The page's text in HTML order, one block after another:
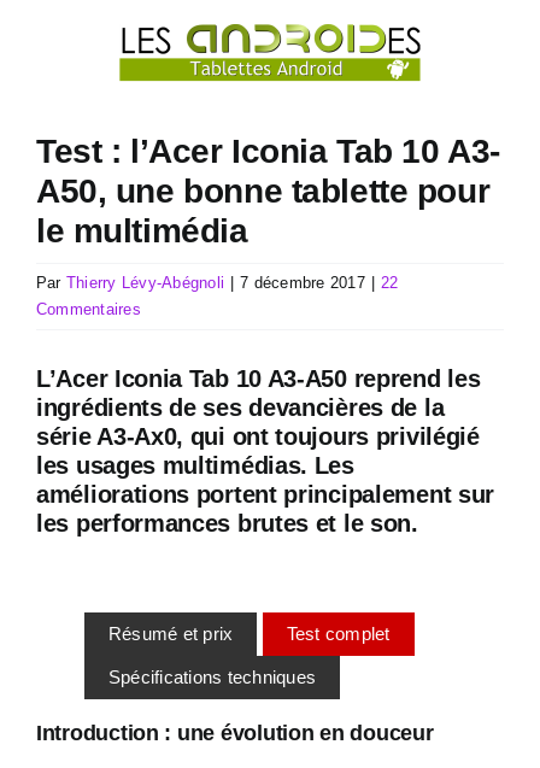
Test : l’Acer Iconia Tab 10 A3-
A50, une bonne tablette pour
le multimédia
Par Thierry Lévy-Abégnoli 7 décembre 2017
22
Commentaires
L’Acer Iconia Tab 10 A3-A50 reprend les
ingrédients de ses devancières de la
série A3-Ax0, qui ont toujours privilégié
les usages multimédias. Les
améliorations portent principalement sur
les performances brutes et le son.
Résumé et prix Test complet
Spécifications techniques
Introduction : une évolution en douceur